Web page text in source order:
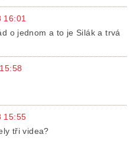
16:01
o jednom a to je Silák a trvá
15:55
tři videa?